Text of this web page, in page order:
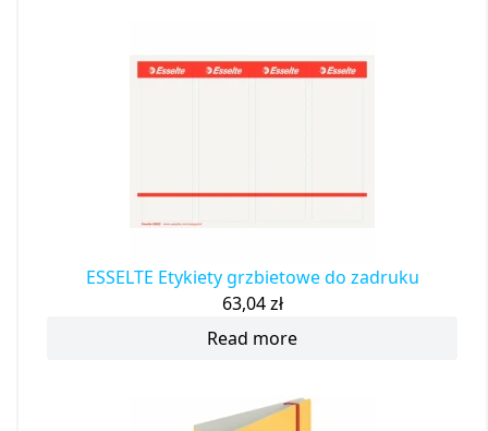
ESSELTE Etykiety grzbietowe do zadruku
63,04zł
Read more